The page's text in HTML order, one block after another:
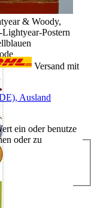
& Woody,
Postern
Versand mit
Ausland
ein oder benutze
oder zu